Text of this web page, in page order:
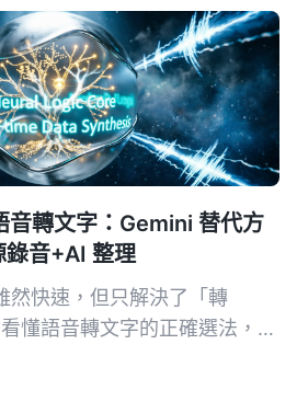
音轉文字：Gemini 替代方
音+AI 整理
然快速，但只解決了「轉
懂語音轉文字的正確選法，並